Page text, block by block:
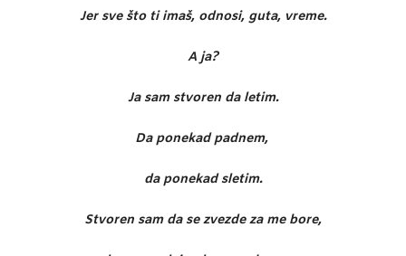
Jer sve što ti imaš, odnosi, guta, vreme.
A ja?
Ja sam stvoren da letim.
Da ponekad padnem,
da ponekad sletim.
Stvoren sam da se zvezde za me bore,